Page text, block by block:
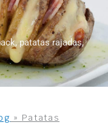
,patatas rajadas,
» Patatas